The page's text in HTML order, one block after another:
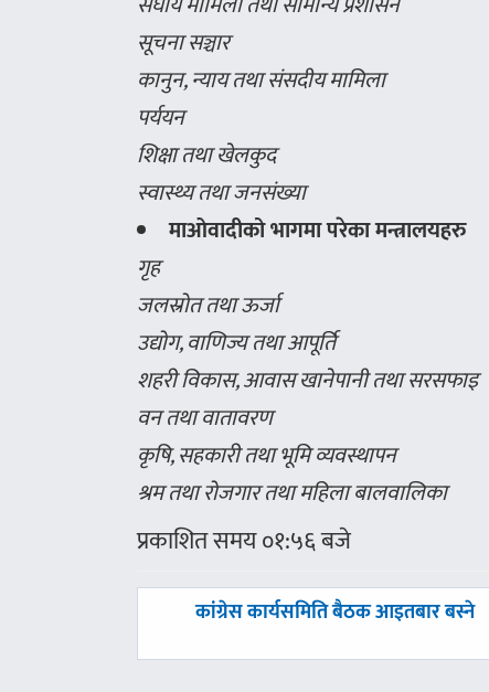
सूचना सञ्चार
कानुन, न्याय तथा संसदीय मामिला
पर्ययन
शिक्षा तथा खेलकुद
स्वास्थ्य तथा जनसंख्या
माओवादीको भागमा परेका मन्त्रालयहरु
गृह
जलस्रोत तथा ऊर्जा
उद्योग, वाणिज्य तथा आपूर्ति
शहरी विकास, आवास खानेपानी तथा सरसफाइ
वन तथा वातावरण
कृषि, सहकारी तथा भूमि व्यवस्थापन
श्रम तथा रोजगार तथा महिला बालवालिका
प्रकाशित समय ०१:५६ बजे
पछिल्लाे
कांग्रेस कार्यसमिति बैठक आइतबार बस्ने